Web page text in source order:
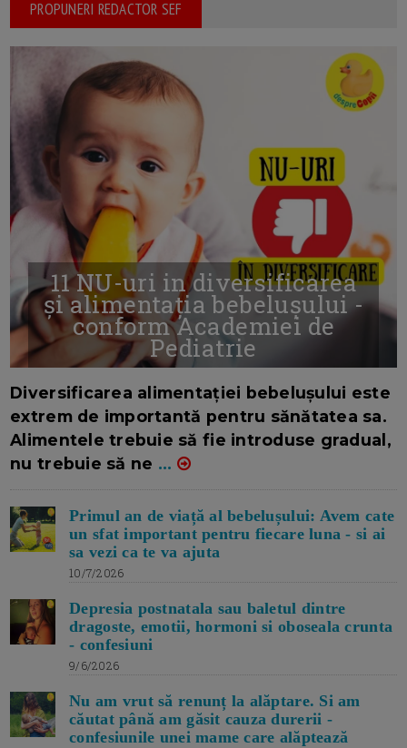
PROPUNERI REDACTOR SEF
11 NU-uri in diversificarea
și alimentația bebelușului -
conform Academiei de
Pediatrie
Diversificarea alimentației bebelușului este
extrem de importantă pentru sănătatea sa.
Alimentele trebuie să fie introduse gradual,
nu trebuie să ne ...
Primul an de viață al bebelușului: Avem cate
un sfat important pentru fiecare luna - si ai
sa vezi ca te va ajuta
10/7/2026
Depresia postnatala sau baletul dintre
dragoste, emotii, hormoni si oboseala crunta
- confesiuni
9/6/2026
Nu am vrut să renunț la alăptare. Si am
căutat până am găsit cauza durerii -
confesiunile unei mame care alăptează